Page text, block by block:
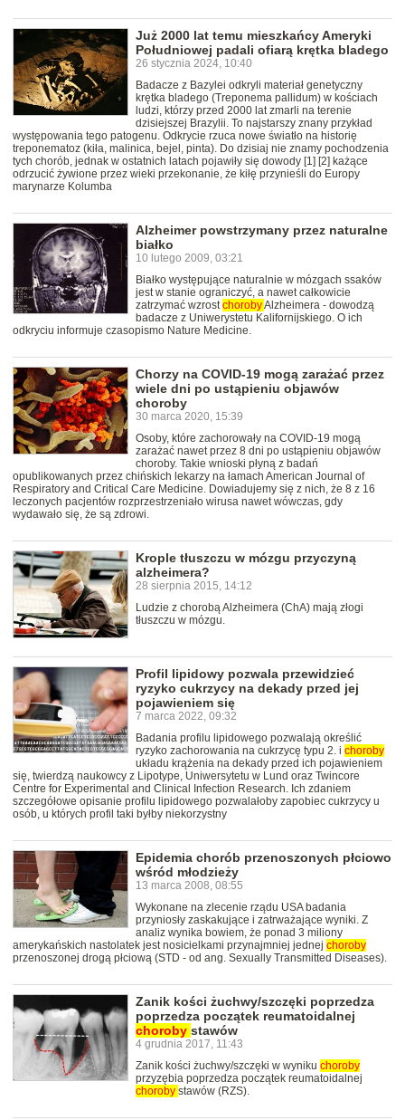
Już 2000 lat temu mieszkańcy Ameryki
Południowej padali ofiarą krętka bladego
26 stycznia 2024, 10:40
Badacze z Bazylei odkryli materiał genetyczny
krętka bladego (Treponema pallidum) w kościach
ludzi, którzy przed 2000 lat zmarli na terenie
dzisiejszej Brazylii. To najstarszy znany przykład
występowania tego patogenu. Odkrycie rzuca nowe światło na historię
treponematoz (kiła, malinica, bejel, pinta). Do dzisiaj nie znamy pochodzenia
tych chorób, jednak w ostatnich latach pojawiły się dowody [1] [2] każące
odrzucić żywione przez wieki przekonanie, że kiłę przynieśli do Europy
marynarze Kolumba
Alzheimer powstrzymany przez naturalne
białko
10 lutego 2009, 03:21
Białko występujące naturalnie w mózgach ssaków
jest w stanie ograniczyć, a nawet całkowicie
zatrzymać wzrostchorobyAlzheimera - dowodzą
badacze z Uniwerystetu Kalifornijskiego. O ich
odkryciu informuje czasopismo Nature Medicine.
Chorzy na COVID-19 mogą zarażać przez
wiele dni po ustąpieniu objawów
choroby
30 marca 2020, 15:39
Osoby, które zachorowały na COVID-19 mogą
zarażać nawet przez 8 dni po ustąpieniu objawów
choroby. Takie wnioski płyną z badań
opublikowanych przez chińskich lekarzy na łamach American Journal of
Respiratory and Critical Care Medicine. Dowiadujemy się z nich, że 8 z 16
leczonych pacjentów rozprzestrzeniało wirusa nawet wówczas, gdy
wydawało się, że są zdrowi.
Krople tłuszczu w mózgu przyczyną
alzheimera?
28 sierpnia 2015, 14:12
Ludzie z chorobą Alzheimera (ChA) mają złogi
tłuszczu w mózgu.
Profil lipidowy pozwala przewidzieć
ryzyko cukrzycy na dekady przed jej
pojawieniem się
7 marca 2022, 09:32
Badania profilu lipidowego pozwalają określić
ryzyko zachorowania na cukrzycę typu 2. i choroby
układu krążenia na dekady przed ich pojawieniem
się, twierdzą naukowcy z Lipotype, Uniwersytetu w Lund oraz Twincore
Centre for Experimental and Clinical Infection Research. Ich zdaniem
szczegółowe opisanie profilu lipidowego pozwalałoby zapobiec cukrzycy u
osób, u których profil taki byłby niekorzystny
Epidemia chorób przenoszonych płciowo
wśród młodzieży
13 marca 2008, 08:55
Wykonane na zlecenie rządu USA badania
przyniosły zaskakujące i zatrważające wyniki. Z
analiz wynika bowiem, że ponad 3 miliony
amerykańskich nastolatek jest nosicielkami przynajmniej jednej choroby
przenoszonej drogą płciową (STD - od ang. Sexually Transmitted Diseases).
Zanik kości żuchwy/szczęki poprzedza
poprzedza początek reumatoidalnej
choroby stawów
4 grudnia 2017, 11:43
Zanik kości żuchwy/szczęki w wyniku choroby
przyzębia poprzedza początek reumatoidalnej
choroby stawów (RZS).